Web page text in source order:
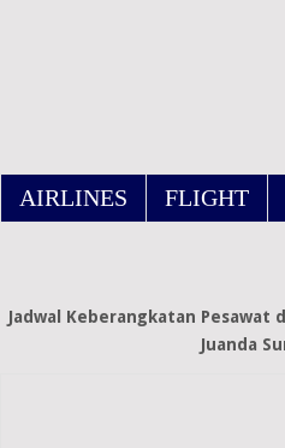
AIRLINES FLIGHT
Jadwal Keberangkatan Pesawat
Juanda